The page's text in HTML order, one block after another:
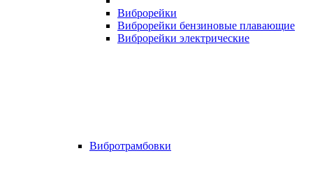
Виброрейки
Виброрейки бензиновые плавающие
Виброрейки электрические
Вибротрамбовки